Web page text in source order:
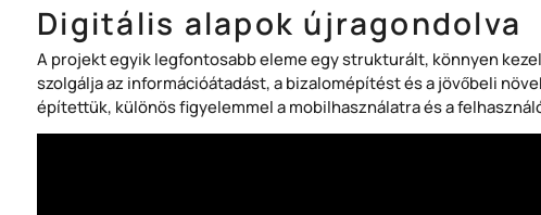
Digitális alapok újragondolva
A projekt egyik legfontosabb eleme egy strukturált, könnyen
szolgálja az információátadást, a bizalomépítést és a jövőbeli
építettük, különös figyelemmel a mobilhasználatra és a